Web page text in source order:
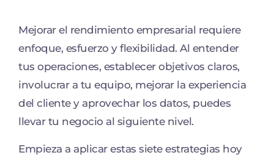
Mejorar el rendimiento empresarial requiere
enfoque, esfuerzo y flexibilidad. Al entender
tus operaciones, establecer objetivos claros,
involucrar a tu equipo, mejorar la experiencia
del cliente y aprovechar los datos, puedes
llevar tu negocio al siguiente nivel.
Empieza a aplicar estas siete estrategias hoy